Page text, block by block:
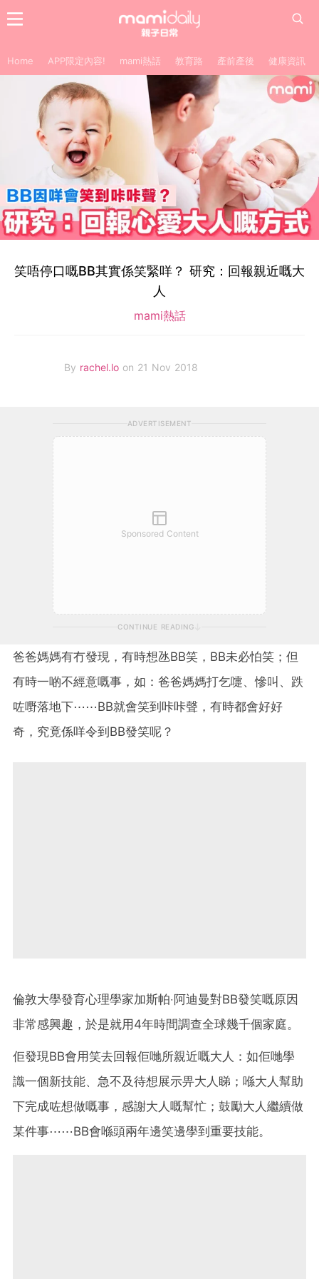
Home APP限定內容! mami熱話 教育路 產前產後 健康資訊
笑唔停口嘅BB其實係笑緊咩？ 研究：回報親近嘅大
人
mami熱話
By rachel.lo on 21 Nov 2018
ADVERTISEMENT
Sponsored Content
CONTINUE READING
爸爸媽媽有冇發現，有時想氹BB笑，BB未必怕笑；但
有時一啲不經意嘅事，如：爸爸媽媽打乞嚏、慘叫、跌
咗嘢落地下⋯⋯BB就會笑到咔咔聲，有時都會好好
奇，究竟係咩令到BB發笑呢？
倫敦大學發育心理學家加斯帕‧阿迪曼對BB發笑嘅原因
非常感興趣，於是就用4年時間調查全球幾千個家庭。
佢發現BB會用笑去回報佢哋所親近嘅大人：如佢哋學
識一個新技能、急不及待想展示畀大人睇；喺大人幫助
下完成咗想做嘅事，感謝大人嘅幫忙；鼓勵大人繼續做
某件事⋯⋯BB會喺頭兩年邊笑邊學到重要技能。